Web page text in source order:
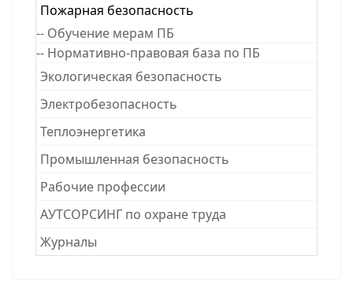
Пожарная безопасность
-- Обучение мерам ПБ
-- Нормативно-правовая база по ПБ
Экологическая безопасность
Электробезопасность
Теплоэнергетика
Промышленная безопасность
Рабочие професcии
АУТСОРСИНГ по охране труда
Журналы